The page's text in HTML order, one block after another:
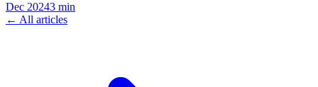
Dec 20243 min
← All articles